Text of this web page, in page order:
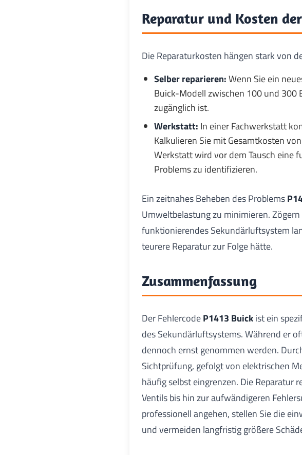
Reparatur und Kosten
Die Reparaturkosten hängen stark von
Selber reparieren:Wenn Sie ein
Buick-Modell zwischen 100 und 300
zugänglich ist.
Werkstatt: In einer Fachwerkstatt
Kalkulieren Sie mit Gesamtkosten
Werkstatt wird vor dem Tausch eine
Problems zu identifizieren.
Ein zeitnahes Beheben des Problems
Umweltbelastung zu minimieren.
funktionierendes Sekundärluftsystem
teurere Reparatur zur Folge hätte.
Zusammenfassung
Der FehlercodeP1413 Buickist ein
des Sekundärluftsystems. Während er
dennoch ernst genommen werden.
Sichtprüfung, gefolgt von elektrischen
häufig selbst eingrenzen. Die Reparatur
Ventils bis hin zur aufwändigeren
professionell angehen, stellen Sie die
und vermeiden langfristig größere